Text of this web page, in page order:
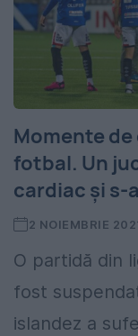
Momente de
fotbal. Un
cardiac și s-
2 NOIEMBRIE
O partidă din
fost
islandez a